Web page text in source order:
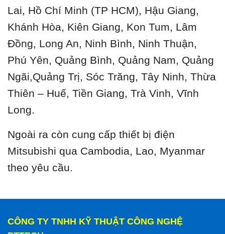
Lai, Hồ Chí Minh (TP HCM), Hậu Giang,
Khánh Hòa, Kiên Giang, Kon Tum, Lâm
Đồng, Long An, Ninh Bình, Ninh Thuận,
Phú Yên, Quảng Bình, Quảng Nam, Quảng
Ngãi,Quảng Trị, Sóc Trăng, Tây Ninh, Thừa
Thiên – Huế, Tiền Giang, Trà Vinh, Vĩnh
Long.
Ngoài ra còn cung cấp thiết bị điện
Mitsubishi qua Cambodia, Lao, Myanmar
theo yêu cầu.
CÔNG TY TNHH KỸ THUẬT CÔNG NGHỆ